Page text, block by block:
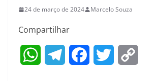
24 de março de 2024 Marcelo Souza
Compartilhar
W